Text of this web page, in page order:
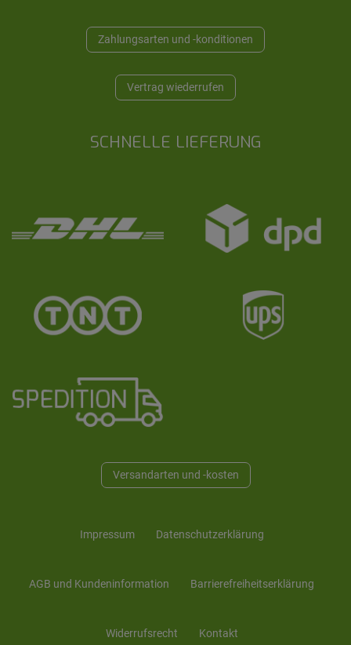
Zahlungsarten und -konditionen
Vertrag wiederrufen
SCHNELLE LIEFERUNG
Versandarten und -kosten
Impressum Daten­schutz­erklärung
AGB und Kunden­information Barrierefreiheitserklärung
Widerrufs­recht Kontakt